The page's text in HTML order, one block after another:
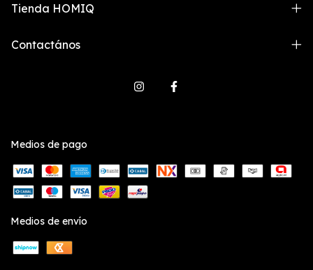
Tienda HOMIQ
Contactános
Medios de pago
Medios de envío